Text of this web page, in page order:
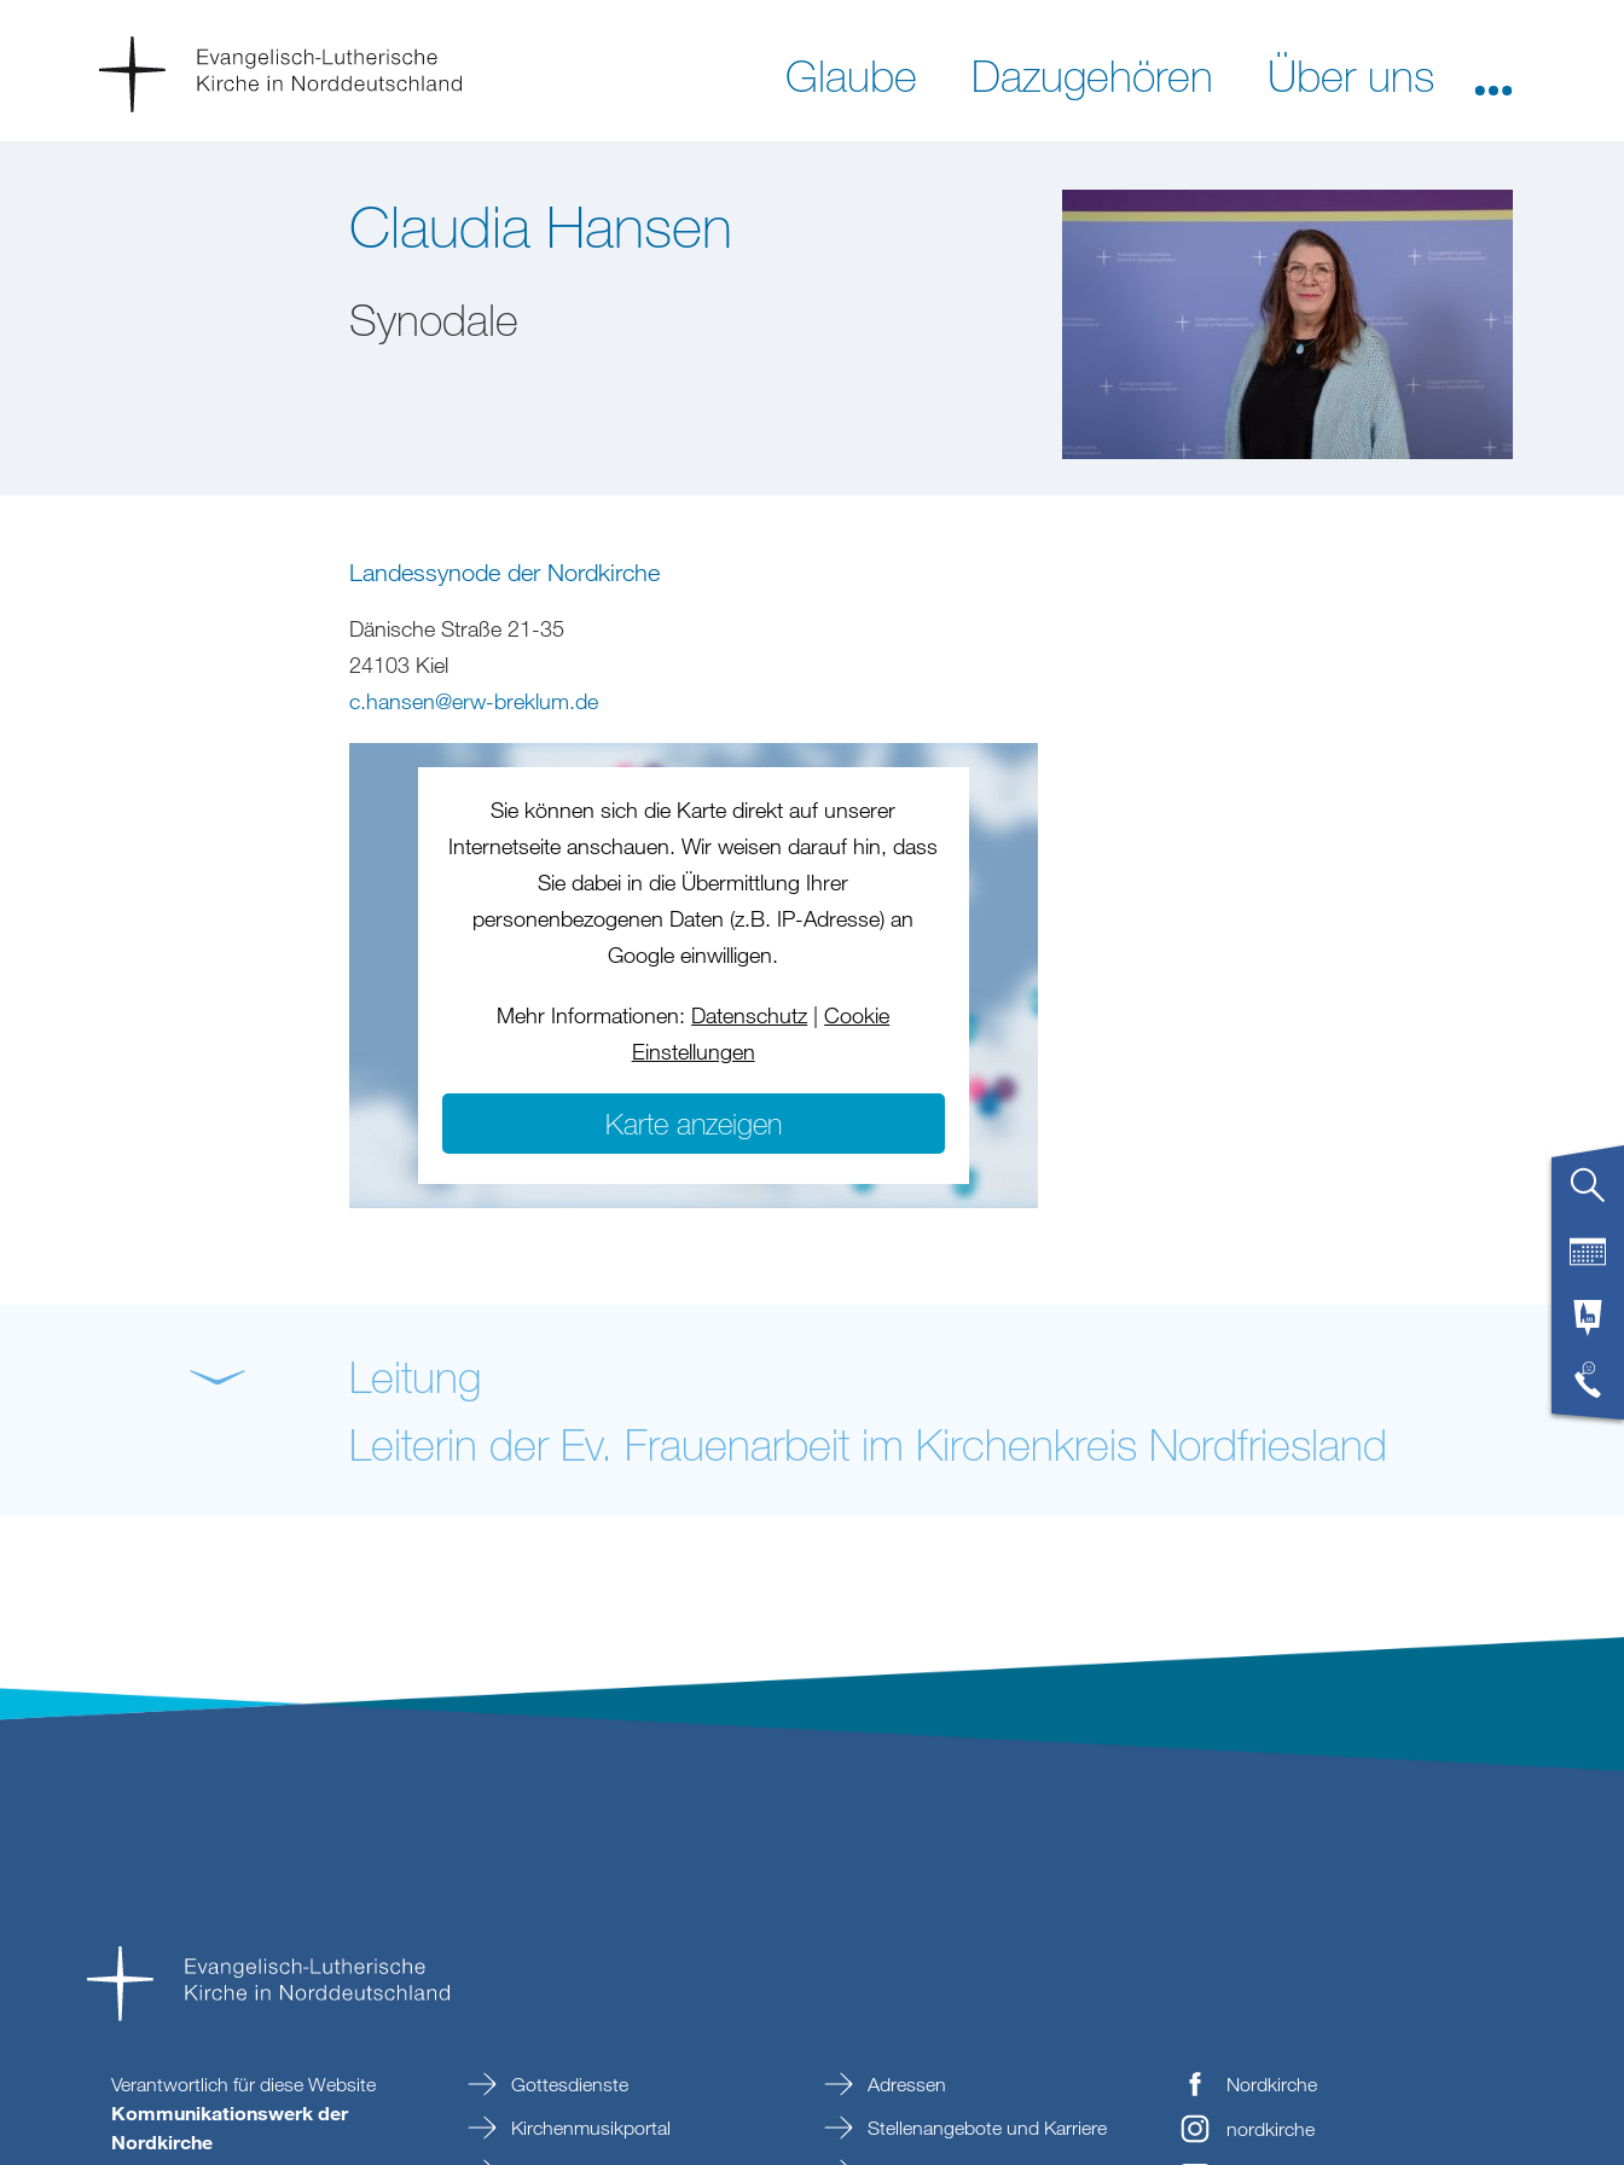
Glaube Dazugehören Über uns
Claudia Hansen
Synodale
Landessynode der Nordkirche
Dänische Straße 21-35
24103 Kiel
c.hansen@erw-breklum.de
Sie können sich die Karte direkt auf unserer
Internetseite anschauen. Wir weisen darauf hin, dass
Sie dabei in die Übermittlung Ihrer
personenbezogenen Daten (z.B. IP-Adresse) an
Google einwilligen.
Mehr Informationen: Datenschutz |Cookie
Einstellungen
Karte anzeigen
Leitung
Leiterin der Ev. Frauenarbeit im Kirchenkreis Nordfriesland
Verantwortlich für diese Website
Kommunikationswerk der
Nordkirche
Gottesdienste
Kirchenmusikportal
Adressen
Stellenangebote und Karriere
Nordkirche
nordkirche